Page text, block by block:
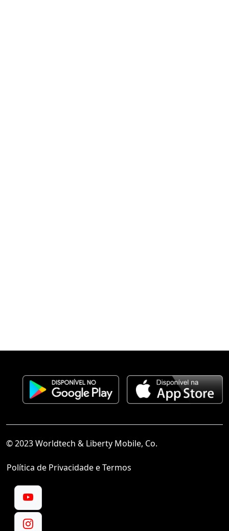
© 2023 Worldtech & Liberty Mobile, Co.
Política de Privacidade e Termos